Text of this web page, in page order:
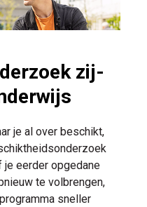
zij-
je al over beschikt,
eerder opgedane
te volbrengen,
sneller